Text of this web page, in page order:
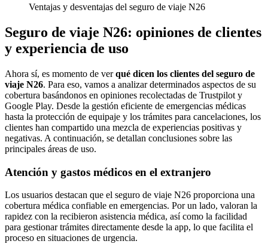
Ventajas y desventajas del seguro de viaje N26
Seguro de viaje N26: opiniones de clientes
y experiencia de uso
Ahora sí, es momento de verqué dicen los clientes del seguro de
viaje N26. Para eso, vamos a analizar determinados aspectos de su
cobertura basándonos en opiniones recolectadas de Trustpilot y
Google Play. Desde la gestión eficiente de emergencias médicas
hasta la protección de equipaje y los trámites para cancelaciones, los
clientes han compartido una mezcla de experiencias positivas y
negativas. A continuación, se detallan conclusiones sobre las
principales áreas de uso.
Atención y gastos médicos en el extranjero
Los usuarios destacan que el seguro de viaje N26 proporciona una
cobertura médica confiable en emergencias. Por un lado, valoran la
rapidez con la recibieron asistencia médica, así como la facilidad
para gestionar trámites directamente desde la app, lo que facilita el
proceso en situaciones de urgencia.